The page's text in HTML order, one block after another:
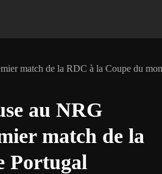
match de la RDC à la Coupe du
au NRG
match de la
Portugal